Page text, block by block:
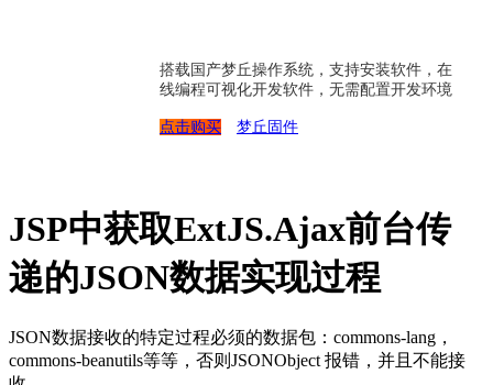
搭载国产梦丘操作系统，支持安装软件，在
线编程可视化开发软件，无需配置开发环境
点击购买 梦丘固件
JSP中获取ExtJS.Ajax前台传
递的JSON数据实现过程
JSON数据接收的特定过程必须的数据包：commons-lang，
commons-beanutils等等，否则JSONObject 报错，并且不能接